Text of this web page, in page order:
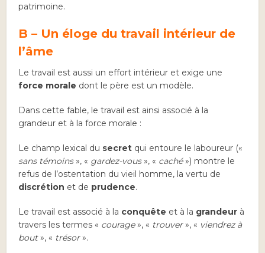
patrimoine.
B – Un éloge du travail intérieur de
l’âme
Le travail est aussi un effort intérieur et exige une
force morale dont le père est un modèle.
Dans cette fable, le travail est ainsi associé à la
grandeur et à la force morale :
Le champ lexical du secret qui entoure le laboureur («
sans témoins», « gardez-vous», « caché») montre le
refus de l’ostentation du vieil homme, la vertu de
discrétion et de prudence.
Le travail est associé à la conquête et à la grandeur à
travers les termes « courage», « trouver», « viendrez à
bout», « trésor».